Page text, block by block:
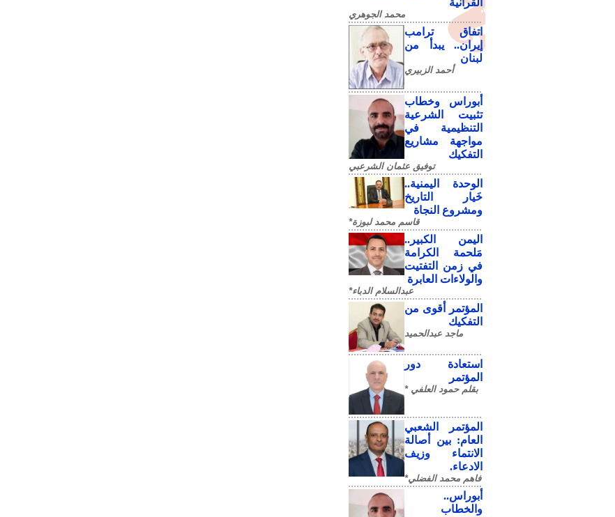
القرآنية
محمد الجوهري
اتفاق ترامب
إيران.. يبدأ من
لبنان
أحمد الزبيري
أبوراس وخطاب
تثبيت الشرعية
التنظيمية في
مواجهة مشاريع
التفكيك
توفيق عثمان الشرعبي
الوحدة اليمنية..
خَيار التاريخ
ومشروع النجاة
قاسم محمد لبوزة*
​اليمن الكبير..
مَلحمة الكرامة
في زمن التفتيت
والولاءات العابرة
عبدالسلام الدباء*
المؤتمر أقوى من
التفكيك
ماجد عبدالحميد
استعادة دور
المؤتمر
بقلم حمود العلفي *
المؤتمر الشعبي
العام: بين أصالة
الانتماء وزيف
الادعاء.
فاهم محمد الفضلي*
أبوراس..
والخطاب